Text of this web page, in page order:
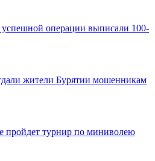
операции выписали 100-
жители Бурятии мошенникам
пройдет турнир по миниволею